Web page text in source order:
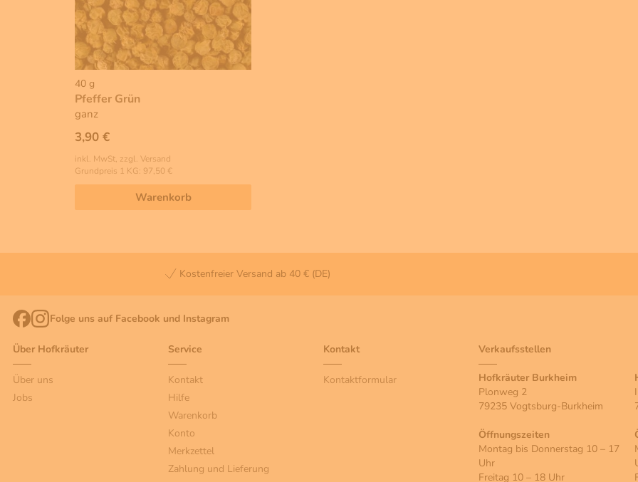
40 g
Pfeffer Grün
ganz
3,90 €
inkl. MwSt, zzgl. Versand
Grundpreis 1 KG: 97,50 €
Warenkorb
Kostenfreier Versand ab 40 € (DE)
Folge uns auf Facebook und Instagram
Über Hofkräuter
Über uns
Jobs
Service
Kontakt
Hilfe
Warenkorb
Konto
Merkzettel
Zahlung und Lieferung
Kontakt
Kontaktformular
Verkaufsstellen
Hofkräuter Burkheim
Plonweg 2
79235 Vogtsburg-Burkheim
Öffnungszeiten
Montag bis Donnerstag 10 – 17
Uhr
Freitag 10 – 18 Uhr